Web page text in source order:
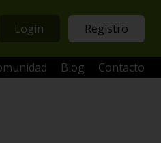
Login Registro
Blog Contacto